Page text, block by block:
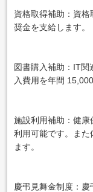
資格取得補助：資
奨金を支給します。
図書購入補助：IT関
入費用を年間
施設利用補助：健
利用可能です。また
ます。
慶弔見舞金制度：慶